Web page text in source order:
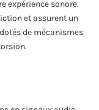
expérience sonore.
et assurent un
de mécanismes